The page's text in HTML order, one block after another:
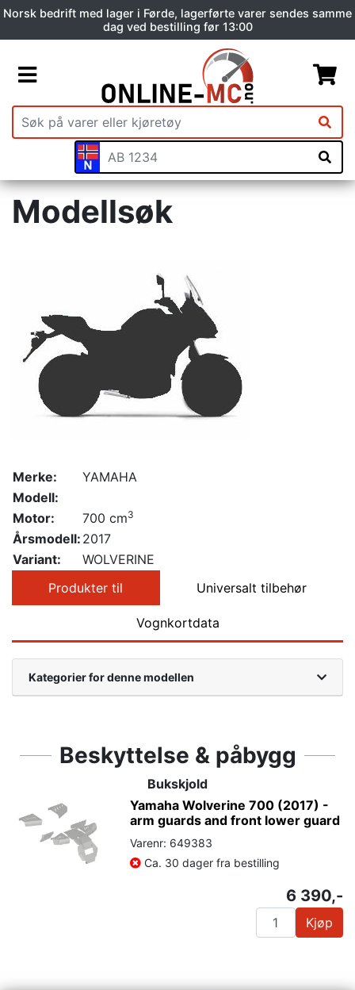
Norsk bedrift med lager i Førde, lagerførte varer sendes samme
dag ved bestilling før 13:00
Modellsøk
Merke:
YAMAHA
Modell:
Motor:
700 cm3
Årsmodell: 2017
Variant:
WOLVERINE
Produkter til
Universalt tilbehør
Vognkortdata
Kategorier for denne modellen
Beskyttelse & påbygg
Bukskjold
Yamaha Wolverine 700 (2017) -
arm guards and front lower guard
Varenr: 649383
Ca. 30 dager fra bestilling
6 390,-
Kjøp